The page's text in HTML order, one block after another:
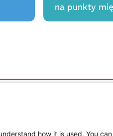
na punkty
how it is used. You